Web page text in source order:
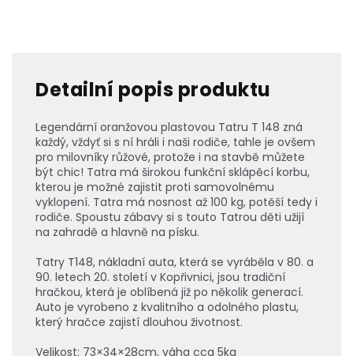
Detailní popis produktu
Legendární oranžovou plastovou Tatru T 148 zná
každý, vždyť si s ní hráli i naši rodiče, tahle je ovšem
pro milovníky růžové, protože i na stavbě můžete
být chic! Tatra má širokou funkční sklápěcí korbu,
kterou je možné zajistit proti samovolnému
vyklopení. Tatra má nosnost až 100 kg, potěší tedy i
rodiče. Spoustu zábavy si s touto Tatrou děti užijí
na zahradě a hlavně na písku.
Tatry T148, nákladní auta, která se vyráběla v 80. a
90. letech 20. století v Kopřivnici, jsou tradiční
hračkou, která je oblíbená již po několik generací.
Auto je vyrobeno z kvalitního a odolného plastu,
který hračce zajistí dlouhou životnost.
Velikost: 73×34×28cm, váha cca 5kg